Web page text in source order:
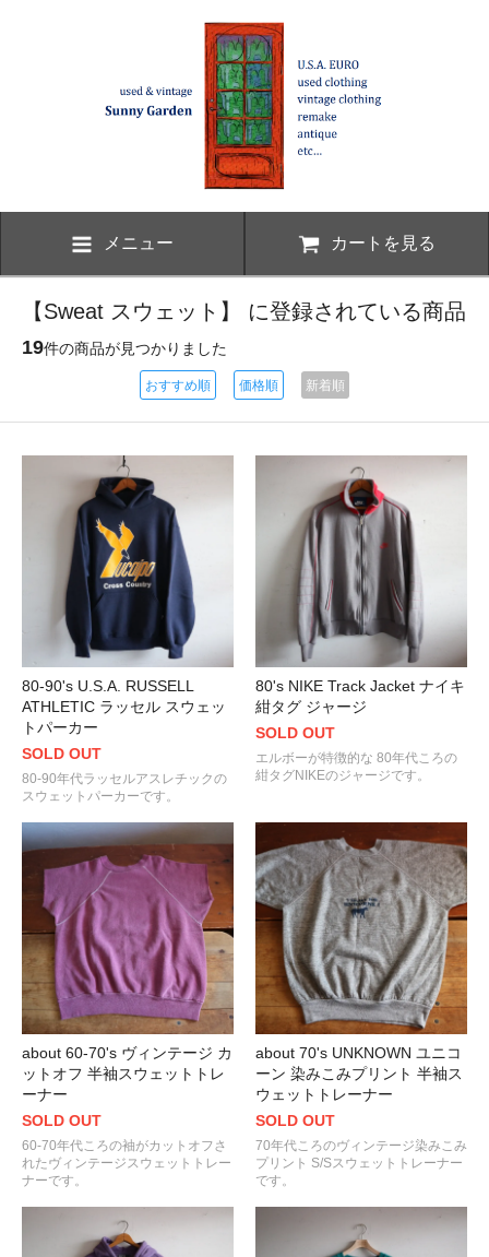
メニュー カートを見る
【Sweat スウェット】 に登録されている商品
19件の商品が見つかりました
おすすめ順 価格順 新着順
80-90's U.S.A. RUSSELL
ATHLETIC ラッセル スウェッ
トパーカー
SOLD OUT
80-90年代ラッセルアスレチックの
スウェットパーカーです。
80's NIKE Track Jacket ナイキ
紺タグ ジャージ
SOLD OUT
エルボーが特徴的な 80年代ころの
紺タグNIKEのジャージです。
about 60-70's ヴィンテージ カ
ットオフ 半袖スウェットトレ
ーナー
SOLD OUT
60-70年代ころの袖がカットオフさ
れたヴィンテージスウェットトレー
ナーです。
about 70's UNKNOWN ユニコ
ーン 染みこみプリント 半袖ス
ウェットトレーナー
SOLD OUT
70年代ころのヴィンテージ染みこみ
プリント S/Sスウェットトレーナー
です。